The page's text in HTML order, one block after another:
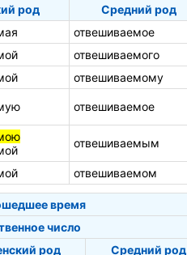
род
Средний род
отвешиваемое
отвешиваемого
отвешиваемому
отвешиваемое
отвешиваемым
отвешиваемом
время
число
род Средний род